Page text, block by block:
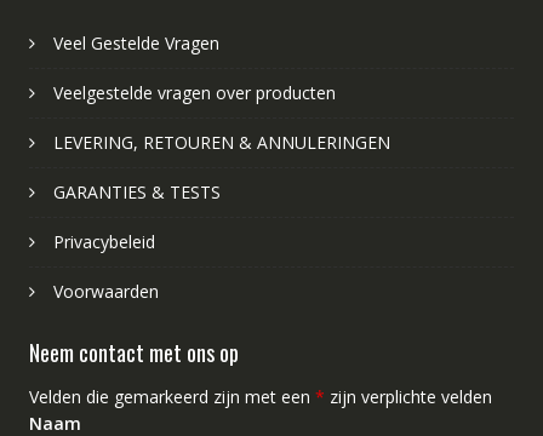
Veel Gestelde Vragen
Veelgestelde vragen over producten
LEVERING, RETOUREN & ANNULERINGEN
GARANTIES & TESTS
Privacybeleid
Voorwaarden
Neem contact met ons op
Velden die gemarkeerd zijn met een * zijn verplichte velden
Naam